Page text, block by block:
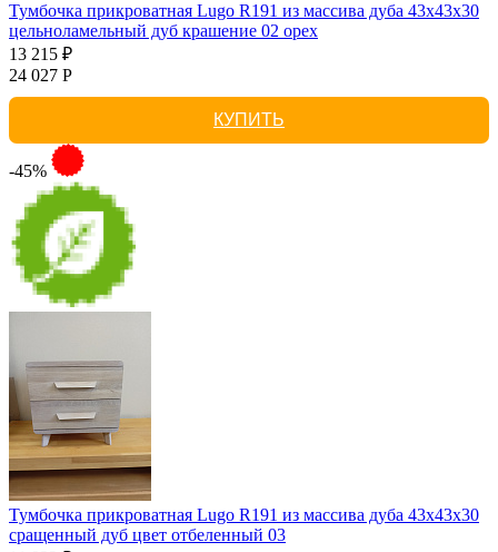
Тумбочка прикроватная Lugo R191 из массива дуба 43х43х30
цельноламельный дуб крашение 02 орех
13 215 ₽
24 027 Р
КУПИТЬ
-45%
Тумбочка прикроватная Lugo R191 из массива дуба 43х43х30
сращенный дуб цвет отбеленный 03